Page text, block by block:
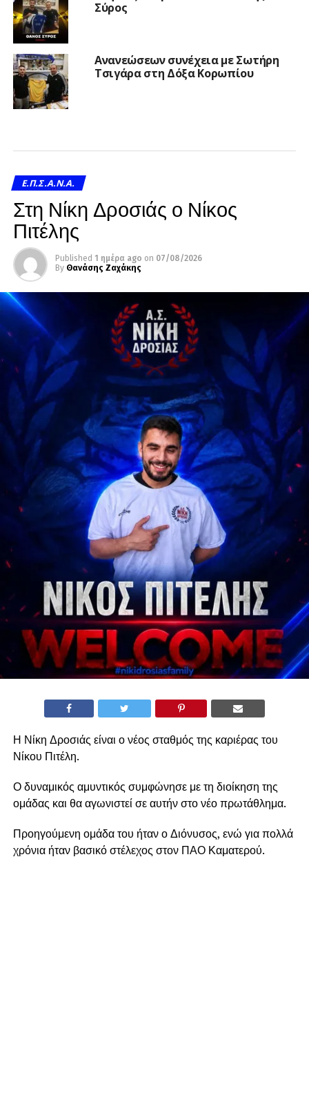
Σύρος
Ανανεώσεων συνέχεια με Σωτήρη
Τσιγάρα στη Δόξα Κορωπίου
Ε.Π.Σ.Α.Ν.Α.
Στη Νίκη Δροσιάς ο Νίκος
Πιτέλης
Published 1 ημέρα ago on 07/08/2026
By Θανάσης Ζαχάκης
Η Νίκη Δροσιάς είναι ο νέος σταθμός της καριέρας του
Νίκου Πιτέλη.
Ο δυναμικός αμυντικός συμφώνησε με τη διοίκηση της
ομάδας και θα αγωνιστεί σε αυτήν στο νέο πρωτάθλημα.
Προηγούμενη ομάδα του ήταν ο Διόνυσος, ενώ για πολλά
χρόνια ήταν βασικό στέλεχος στον ΠΑΟ Καματερού.